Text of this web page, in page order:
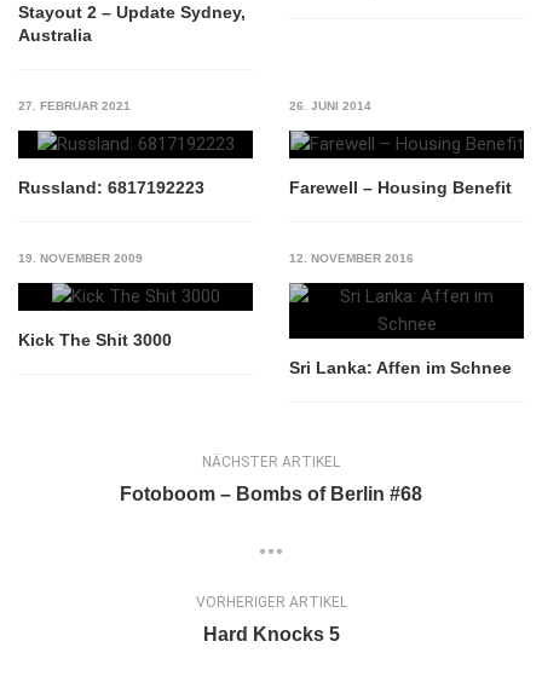
Stayout 2 – Update Sydney,
Australia
27. FEBRUAR 2021
Russland: 6817192223
26. JUNI 2014
Farewell – Housing Benefit
19. NOVEMBER 2009
Kick The Shit 3000
12. NOVEMBER 2016
Sri Lanka: Affen im Schnee
NÄCHSTER ARTIKEL
Fotoboom – Bombs of Berlin #68
VORHERIGER ARTIKEL
Hard Knocks 5